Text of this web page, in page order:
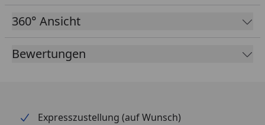
360° Ansicht
Bewertungen
Expresszustellung (auf Wunsch)